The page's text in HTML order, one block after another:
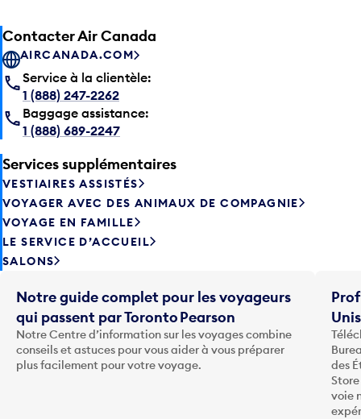
Contacter Air Canada
AIRCANADA.COM
Service à la clientèle:
1 (888) 247-2262
Baggage assistance:
1 (888) 689-2247
Services supplémentaires
VESTIAIRES ASSISTÉS
VOYAGER AVEC DES ANIMAUX DE COMPAGNIE
VOYAGE EN FAMILLE
LE SERVICE D’ACCUEIL
SALONS
Notre guide complet pour les voyageurs
qui passent par Toronto Pearson
Notre Centre d’information sur les voyages combine
conseils et astuces pour vous aider à vous préparer
plus facilement pour votre voyage.
des
voie